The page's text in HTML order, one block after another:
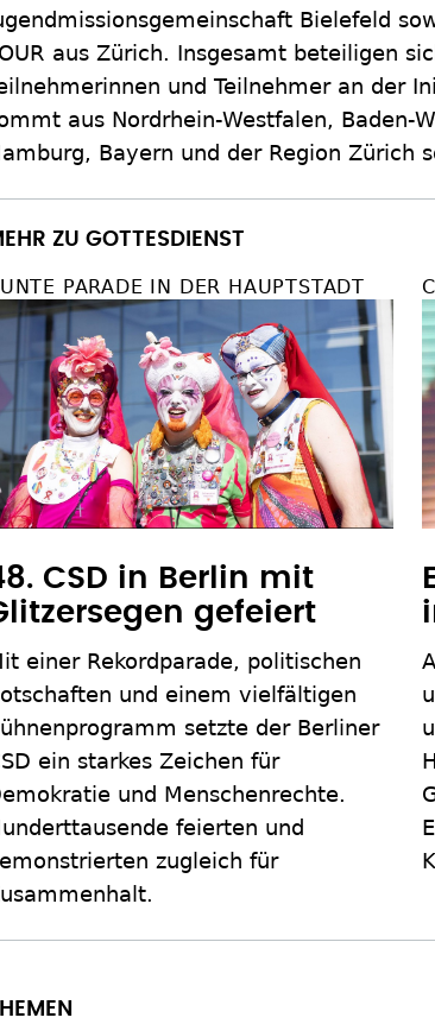
Bielefeld
aus Zürich. Insgesamt beteiligen
und Teilnehmer an der
aus Nordrhein-Westfalen, Baden-
Bayern und der Region Zürich
ZU GOTTESDIENST
PARADE IN DER HAUPTSTADT
CSD in Berlin mit
gefeiert
einer Rekordparade, politischen
und einem vielfältigen
setzte der Berliner
ein starkes Zeichen für
und Menschenrechte.
feierten und
zugleich für